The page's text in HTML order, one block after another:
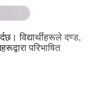
विद्यार्थीहरूले दण्ड,
परिभाषित